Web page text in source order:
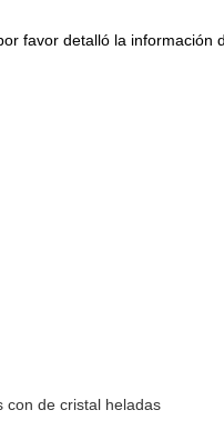
favor detalló la información
con de cristal heladas